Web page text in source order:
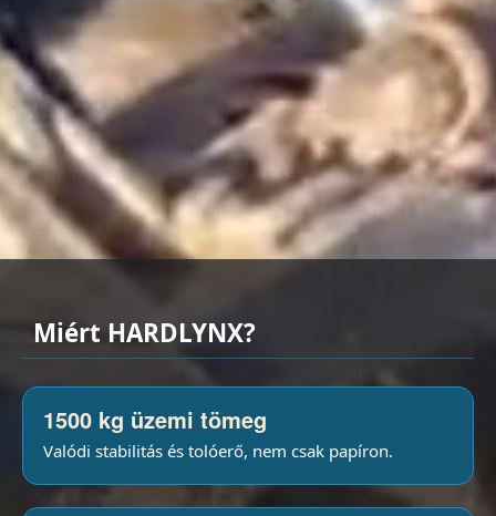
Miért HARDLYNX?
1500 kg üzemi tömeg
Valódi stabilitás és tolóerő, nem csak papíron.